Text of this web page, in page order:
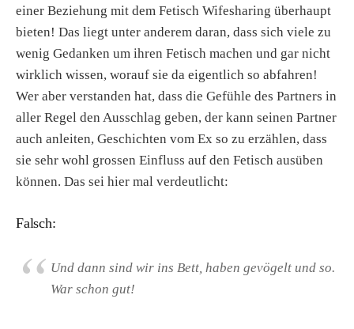
einer Beziehung mit dem Fetisch Wifesharing überhaupt
bieten! Das liegt unter anderem daran, dass sich viele zu
wenig Gedanken um ihren Fetisch machen und gar nicht
wirklich wissen, worauf sie da eigentlich so abfahren!
Wer aber verstanden hat, dass die Gefühle des Partners in
aller Regel den Ausschlag geben, der kann seinen Partner
auch anleiten, Geschichten vom Ex so zu erzählen, dass
sie sehr wohl grossen Einfluss auf den Fetisch ausüben
können. Das sei hier mal verdeutlicht:
Falsch:
Und dann sind wir ins Bett, haben gevögelt und so.
War schon gut!